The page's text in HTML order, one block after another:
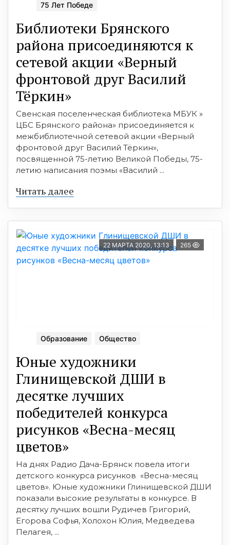
75 Лет Победе
Библиотеки Брянского
района присоединяются к
сетевой акции «Верный
фронтовой друг Василий
Тёркин»
Свенская поселенческая библиотека МБУК »
ЦБС Брянского района» присоединяется к
межбиблиотечной сетевой акции «Верный
фронтовой друг Василий Тёркин»,
посвященной 75-летию Великой Победы, 75-
летию написания поэмы «Василий ...
Читать далее
22 МАРТА 2020, 13:13 265
Образование Общество
Юные художники
Глинищевской ДШИ в
десятке лучших
победителей конкурса
рисунков «Весна-месяц
цветов»
На днях Радио Дача-Брянск повела итоги
детского конкурса рисунков «Весна-месяц
цветов». Юные художники Глинищевской ДШИ
показали высокие результаты в конкурсе. В
десятку лучших вошли Рудичев Григорий,
Егорова Софья, Холохон Юлия, Медведева
Пелагея, ...